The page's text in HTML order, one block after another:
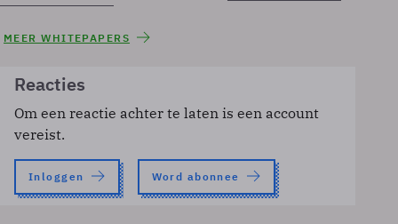
MEER WHITEPAPERS
Reacties
Om een reactie achter te laten is een account
vereist.
Inloggen Word abonnee